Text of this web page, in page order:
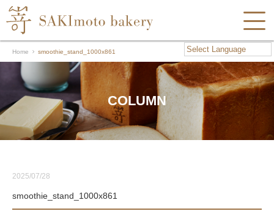
Home smoothie_stand_1000x861
COLUMN
2025/07/28
smoothie_stand_1000x861